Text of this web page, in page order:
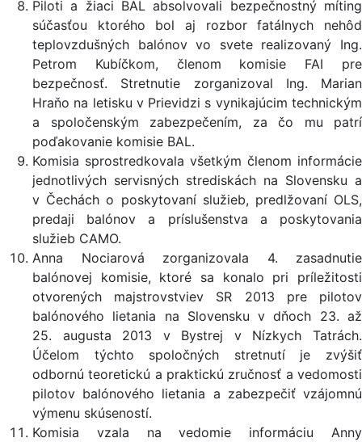
Piloti a žiaci BAL absolvovali bezpečnostný míting
súčasťou ktorého bol aj rozbor fatálnych nehôd
teplovzdušných balónov vo svete realizovaný Ing.
Petrom Kubíčkom, členom komisie FAI pre
bezpečnosť. Stretnutie zorganizoval Ing. Marian
Hraňo na letisku v Prievidzi s vynikajúcim technickým
a spoločenským zabezpečením, za čo mu patrí
poďakovanie komisie BAL.
Komisia sprostredkovala všetkým členom informácie
jednotlivých servisných strediskách na Slovensku a
v Čechách o poskytovaní služieb, predlžovaní OLS,
predaji balónov a príslušenstva a poskytovania
služieb CAMO.
Anna Nociarová zorganizovala 4. zasadnutie
balónovej komisie, ktoré sa konalo pri príležitosti
otvorených majstrovstviev SR 2013 pre pilotov
balónového lietania na Slovensku v dňoch 23. až
25. augusta 2013 v Bystrej v Nízkych Tatrách.
Účelom týchto spoločných stretnutí je zvýšiť
odbornú teoretickú a praktickú zručnosť a vedomosti
pilotov balónového lietania a zabezpečiť vzájomnú
výmenu skúseností.
Komisia vzala na vedomie informáciu Anny